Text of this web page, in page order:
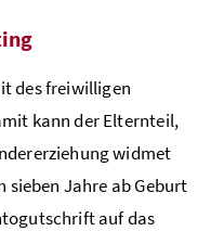
des freiwilligen
kann der Elternteil,
widmet
Jahre ab Geburt
auf das